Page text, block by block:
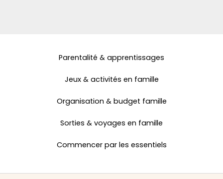
Parentalité & apprentissages
Jeux & activités en famille
Organisation & budget famille
Sorties & voyages en famille
Commencer par les essentiels